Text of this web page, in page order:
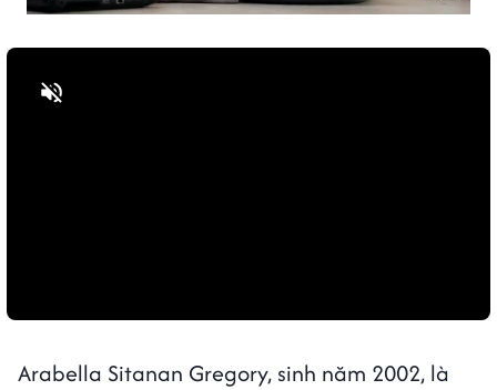
Arabella Sitanan Gregory, sinh năm 2002, là